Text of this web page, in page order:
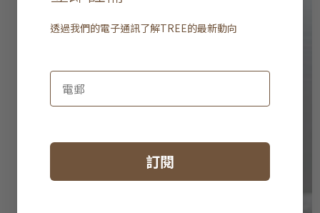
透過我們的電子通訊了解TREE的最新動向
訂閱